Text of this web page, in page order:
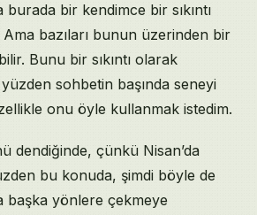
burada bir kendimce bir sıkıntı
bazıları bunun üzerinden bir
Bunu bir sıkıntı olarak
sohbetin başında seneyi
onu öyle kullanmak istedim.
dendiğinde, çünkü Nisan’da
bu konuda, şimdi böyle de
başka yönlere çekmeye